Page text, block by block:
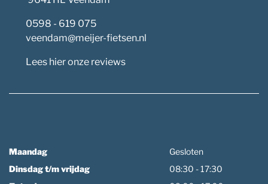
0598 - 619 075
veendam@meijer-fietsen.nl
Lees hier onze reviews
Maandag
Gesloten
Dinsdag t/m vrijdag
08:30 - 17:30